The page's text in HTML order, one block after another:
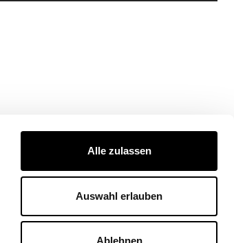
Alle zulassen
Auswahl erlauben
Ablehnen